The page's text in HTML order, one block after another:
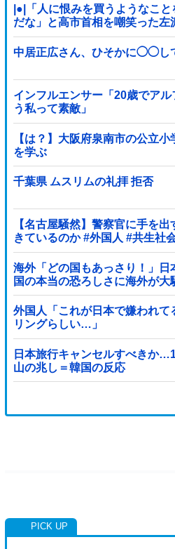
|●|「人に恨みを買うようなこ
だな」と高市首相を嘲笑った
説にケチを付けるも……
中居正広さん、ひそかに◯◯し
インフルエンサー「20歳でア
う私って素敵」
【は？】大阪府泉南市の公立
を学ぶ
千葉県 ムスリムの礼拝 拒否
【名古屋騒然】警察官に手を
きているのか #外国人 #共生社
海外「どの国もあっさり！」日
国の本当の恐ろしさに海外が大
外国人「これが日本で嫌われて
リングらしい…」
日本旅行キャンセルすべきか
山の兆し＝韓国の反応